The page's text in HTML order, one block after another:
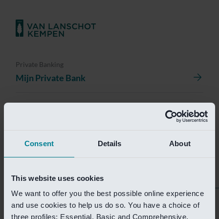
Consent Details About
This website uses cookies
We want to offer you the best possible online experience
and use cookies to help us do so. You have a choice of
three profiles: Essential, Basic and Comprehensive.
Private Banking
Mijn Private Bank
Investment Banking
Van Lanschot Kempen Research
Helaas is deze pagina